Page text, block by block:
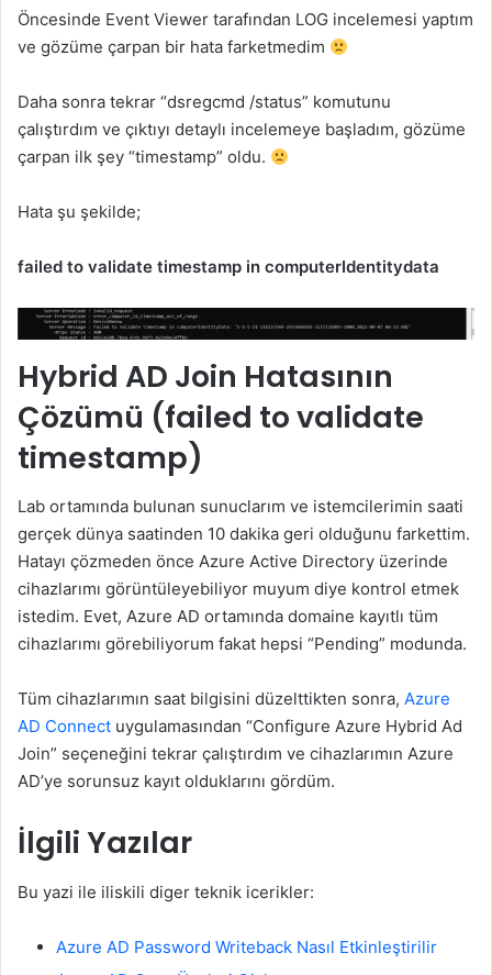
Öncesinde Event Viewer tarafından LOG incelemesi yaptım
ve gözüme çarpan bir hata farketmedim
Daha sonra tekrar “dsregcmd /status” komutunu
çalıştırdım ve çıktıyı detaylı incelemeye başladım, gözüme
çarpan ilk şey “timestamp” oldu.
Hata şu şekilde;
failed to validate timestamp in computerIdentitydata
Hybrid AD Join Hatasının
Çözümü (failed to validate
timestamp)
Lab ortamında bulunan sunuclarım ve istemcilerimin saati
gerçek dünya saatinden 10 dakika geri olduğunu farkettim.
Hatayı çözmeden önce Azure Active Directory üzerinde
cihazlarımı görüntüleyebiliyor muyum diye kontrol etmek
istedim. Evet, Azure AD ortamında domaine kayıtlı tüm
cihazlarımı görebiliyorum fakat hepsi “Pending” modunda.
Tüm cihazlarımın saat bilgisini düzelttikten sonra, Azure
AD Connect uygulamasından “Configure Azure Hybrid Ad
Join” seçeneğini tekrar çalıştırdım ve cihazlarımın Azure
AD’ye sorunsuz kayıt olduklarını gördüm.
İlgili Yazılar
Bu yazi ile iliskili diger teknik icerikler:
Azure AD Password Writeback Nasıl Etkinleştirilir